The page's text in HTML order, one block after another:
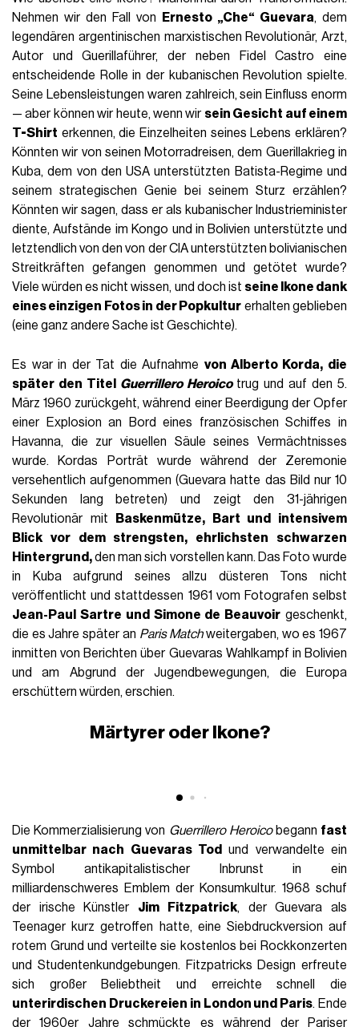
FASHION
22 Ottobre 2025
AUTOR
Lorenzo Salamone
Märtyrer oder Ikone?
Den Antikapitalismus nutzen
Che Guevara und Mode
Wie überlebt eine Ikone? Manchmal durch Transformation.
Nehmen wir den Fall vonErnesto „Che“ Guevara, dem
legendären argentinischen marxistischen Revolutionär, Arzt,
Autor und Guerillaführer, der neben Fidel Castro eine
entscheidende Rolle in der kubanischen Revolution spielte.
Seine Lebensleistungen waren zahlreich, sein Einfluss enorm
— aber können wir heute, wenn wirsein Gesicht auf einem
T-Shirterkennen, die Einzelheiten seines Lebens erklären?
Könnten wir von seinen Motorradreisen, dem Guerillakrieg in
Kuba, dem von den USA unterstützten Batista-Regime und
seinem strategischen Genie bei seinem Sturz erzählen?
Könnten wir sagen, dass er als kubanischer Industrieminister
letztendlich von den von der CIA unterstützten bolivianischen
Es war in der Tat die Aufnahmevon Alberto Korda, die
später den TitelGuerrillero Heroicotrug und auf den 5.
März 1960 zurückgeht, während einer Beerdigung der Opfer
einer Explosion an Bord eines französischen Schiffes in
Havanna, die zur visuellen Säule seines Vermächtnisses
wurde. Kordas Porträt wurde während der Zeremonie
versehentlich aufgenommen (Guevara hatte das Bild nur 10
Sekunden lang betreten) und zeigt den 31-jährigen
Revolutionär mitBaskenmütze, Bart und intensivem
Blick vor dem strengsten, ehrlichsten schwarzen